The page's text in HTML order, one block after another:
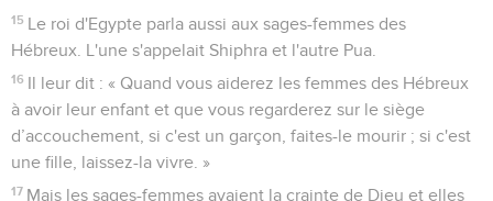
15 Le roi d'Egypte parla aussi aux sages-femmes des
Hébreux. L'une s'appelait Shiphra et l'autre Pua.
16 Il leur dit : « Quand vous aiderez les femmes des Hébreux
à avoir leur enfant et que vous regarderez sur le siège
d’accouchement, si c'est un garçon, faites-le mourir ; si c'est
une fille, laissez-la vivre. »
17 Mais les sages-femmes avaient la crainte de Dieu et elles